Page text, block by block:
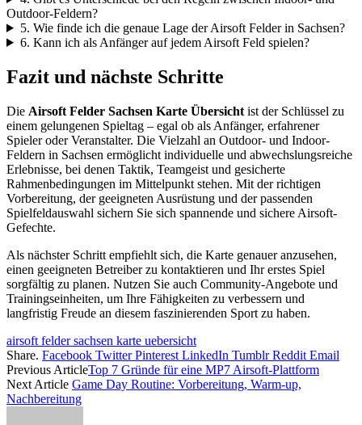
Outdoor-Feldern?
5. Wie finde ich die genaue Lage der Airsoft Felder in Sachsen?
6. Kann ich als Anfänger auf jedem Airsoft Feld spielen?
Fazit und nächste Schritte
Die Airsoft Felder Sachsen Karte Übersicht ist der Schlüssel zu
einem gelungenen Spieltag – egal ob als Anfänger, erfahrener
Spieler oder Veranstalter. Die Vielzahl an Outdoor- und Indoor-
Feldern in Sachsen ermöglicht individuelle und abwechslungsreiche
Erlebnisse, bei denen Taktik, Teamgeist und gesicherte
Rahmenbedingungen im Mittelpunkt stehen. Mit der richtigen
Vorbereitung, der geeigneten Ausrüstung und der passenden
Spielfeldauswahl sichern Sie sich spannende und sichere Airsoft-
Gefechte.
Als nächster Schritt empfiehlt sich, die Karte genauer anzusehen,
einen geeigneten Betreiber zu kontaktieren und Ihr erstes Spiel
sorgfältig zu planen. Nutzen Sie auch Community-Angebote und
Trainingseinheiten, um Ihre Fähigkeiten zu verbessern und
langfristig Freude an diesem faszinierenden Sport zu haben.
airsoft felder sachsen karte uebersicht
Share. Facebook Twitter Pinterest LinkedIn Tumblr Reddit Email
Previous ArticleTop 7 Gründe für eine MP7 Airsoft-Plattform
Next Article Game Day Routine: Vorbereitung, Warm-up,
Nachbereitung